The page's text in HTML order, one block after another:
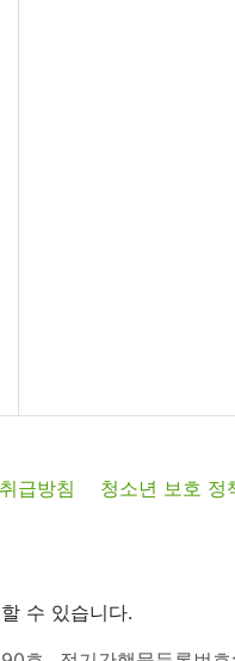
급방침
청소년 보호 정
수 있습니다.